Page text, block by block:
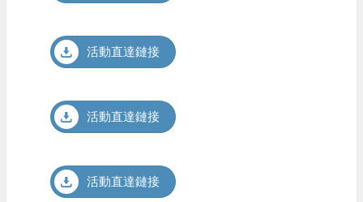
活動直達鏈接
活動直達鏈接
活動直達鏈接